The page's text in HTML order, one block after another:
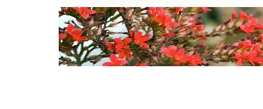
Her hos os får du altid en god afslutning når det gælder
Pris På Begravelse Birkerød
vi hjælper i alle faser af begravelsel